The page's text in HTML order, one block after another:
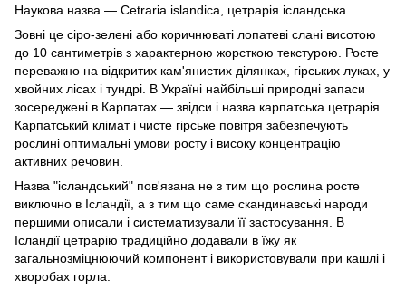
Наукова назва — Cetraria islandica, цетрарія ісландська.
Зовні це сіро-зелені або коричнюваті лопатеві слані висотою
до 10 сантиметрів з характерною жорсткою текстурою. Росте
переважно на відкритих кам'янистих ділянках, гірських луках, у
хвойних лісах і тундрі. В Україні найбільші природні запаси
зосереджені в Карпатах — звідси і назва карпатська цетрарія.
Карпатський клімат і чисте гірське повітря забезпечують
рослині оптимальні умови росту і високу концентрацію
активних речовин.
Назва "ісландський" пов'язана не з тим що рослина росте
виключно в Ісландії, а з тим що саме скандинавські народи
першими описали і систематизували її застосування. В
Ісландії цетрарію традиційно додавали в їжу як
загальнозміцнюючий компонент і використовували при кашлі і
хворобах горла.